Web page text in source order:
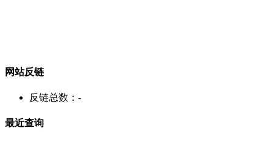
网站反链
反链总数： -
最近查询